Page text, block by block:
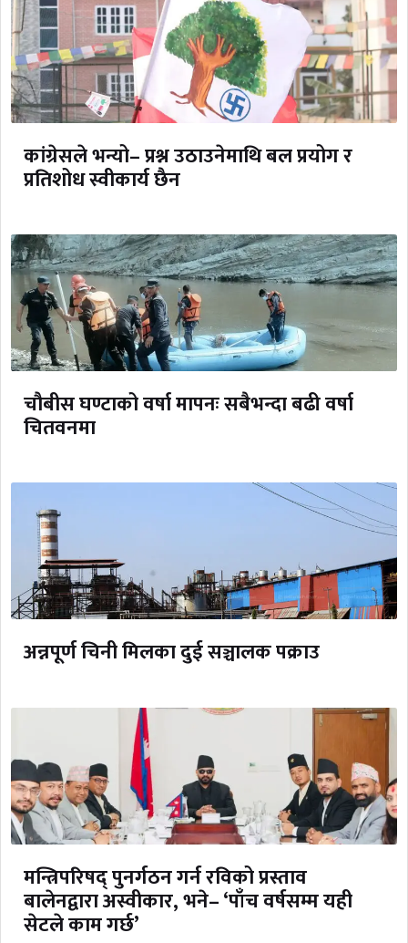
कांग्रेसले भन्यो– प्रश्न उठाउनेमाथि बल प्रयोग र
प्रतिशोध स्वीकार्य छैन
चौबीस घण्टाको वर्षा मापनः सबैभन्दा बढी वर्षा
चितवनमा
अन्नपूर्ण चिनी मिलका दुई सञ्चालक पक्राउ
मन्त्रिपरिषद् पुनर्गठन गर्न रविको प्रस्ताव
बालेनद्वारा अस्वीकार, भने– ‘पाँच वर्षसम्म यही
सेटले काम गर्छ’